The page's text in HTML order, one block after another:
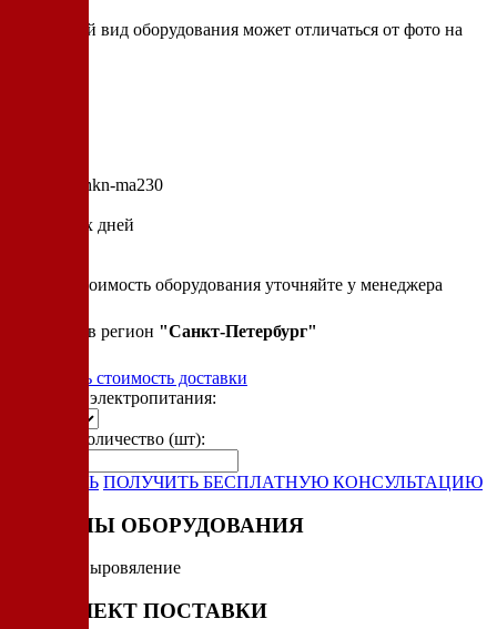
* итоговый вид оборудования может отличаться от фото на
Артикул: hkn-ma230
10 рабочих дней
Точную стоимость оборудования уточняйте у менеджера
Привезем в регион "Санкт-Петербург"
Рассчитать стоимость доставки
Варианты электропитания:
Укажите количество (шт):
ЗАКАЗАТЬ ПОЛУЧИТЬ БЕСПЛАТНУЮ КОНСУЛЬТАЦИЮ
РЕЖИМЫ ОБОРУДОВАНИЯ
Сыровяление
КОМПЛЕКТ ПОСТАВКИ